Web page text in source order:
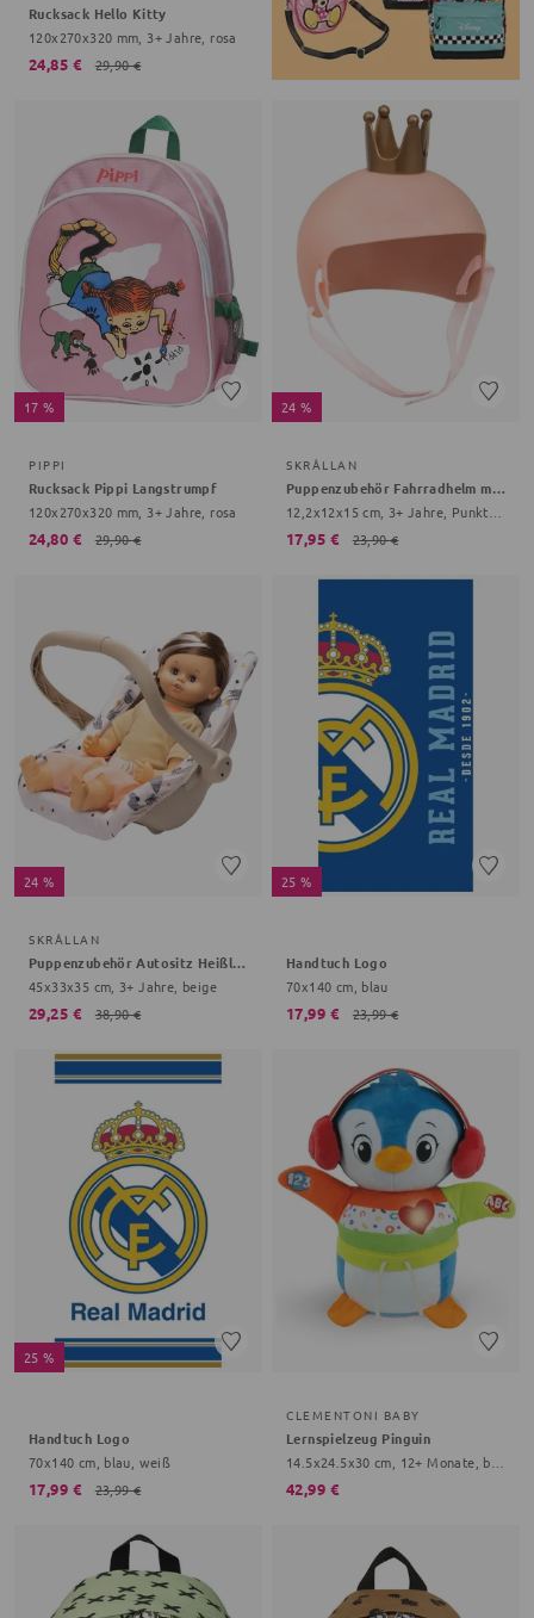
Rucksack Hello Kitty
120x270x320 mm, 3+ Jahre, rosa
24,85 € 29,90 €
17 %
PIPPI
Rucksack Pippi Langstrumpf
120x270x320 mm, 3+ Jahre, rosa
24,80 € 29,90 €
24 %
SKRÅLLAN
Puppenzubehör Fahrradhelm mit Krone
17,95 € 23,90 €
24 %
SKRÅLLAN
Puppenzubehör Autositz Heißluftballon
45x33x35 cm, 3+ Jahre, beige
29,25 € 38,90 €
25 %
Handtuch Logo
70x140 cm, blau
17,99 € 23,99 €
25 %
Handtuch Logo
70x140 cm, blau, weiß
17,99 € 23,99 €
CLEMENTONI BABY
Lernspielzeug Pinguin
42,99 €